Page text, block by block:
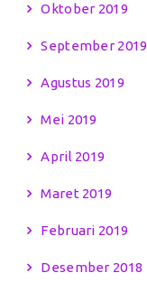
Oktober 2019
September 2019
Agustus 2019
Mei 2019
April 2019
Maret 2019
Februari 2019
Desember 2018